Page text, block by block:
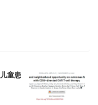
儿童患者中，CAR-T细胞治疗